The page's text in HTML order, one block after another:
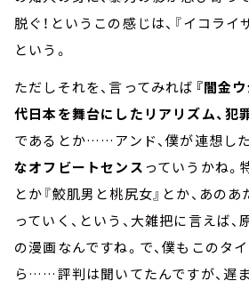
脱ぐ！というこの感じは、『イコライ
という。
ただしそれを、言ってみれば 『闇金
代日本を舞台にしたリアリズム、犯
であるとか……アンド、僕が連想した
なオフビートセンス っていうかね。
とか『鮫肌男と桃尻女』とか、あの
っていく、という、大雑把に言えば
の漫画なんですね。で、僕もこのタ
ら……評判は聞いてたんですが、遅